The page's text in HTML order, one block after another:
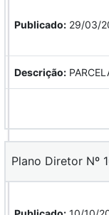
Publicado: 29/03/
Descrição:
Plano Diretor Nº